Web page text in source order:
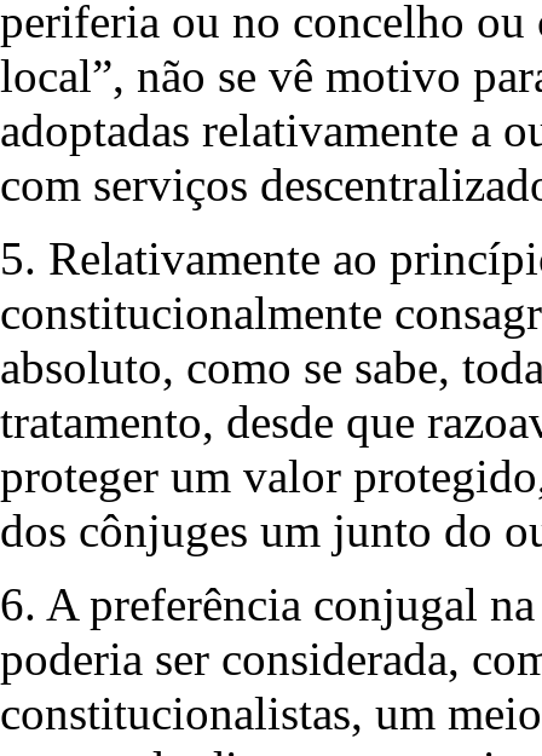
periferia ou no concelho
local”, não se vê motivo
adoptadas relativamente a
com serviços
5. Relativamente ao
constitucionalmente
absoluto, como se sabe,
tratamento, desde que
proteger um valor
dos cônjuges um junto do
6. A preferência conjugal
poderia ser considerada,
constitucionalistas, um